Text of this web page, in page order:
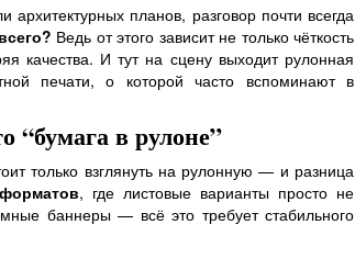
архитектурных планов, разговор почти всегда
Ведь от этого зависит не только чёткость
качества. И тут на сцену выходит рулонная
печати, о которой часто вспоминают в
“бумага в рулоне”
только взглянуть на рулонную — и разница
, где листовые варианты просто не
баннеры — всё это требует стабильного